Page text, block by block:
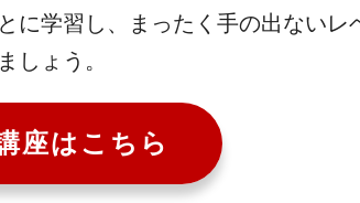
に学習し、まったく手の出ないレ
しょう。
座はこちら